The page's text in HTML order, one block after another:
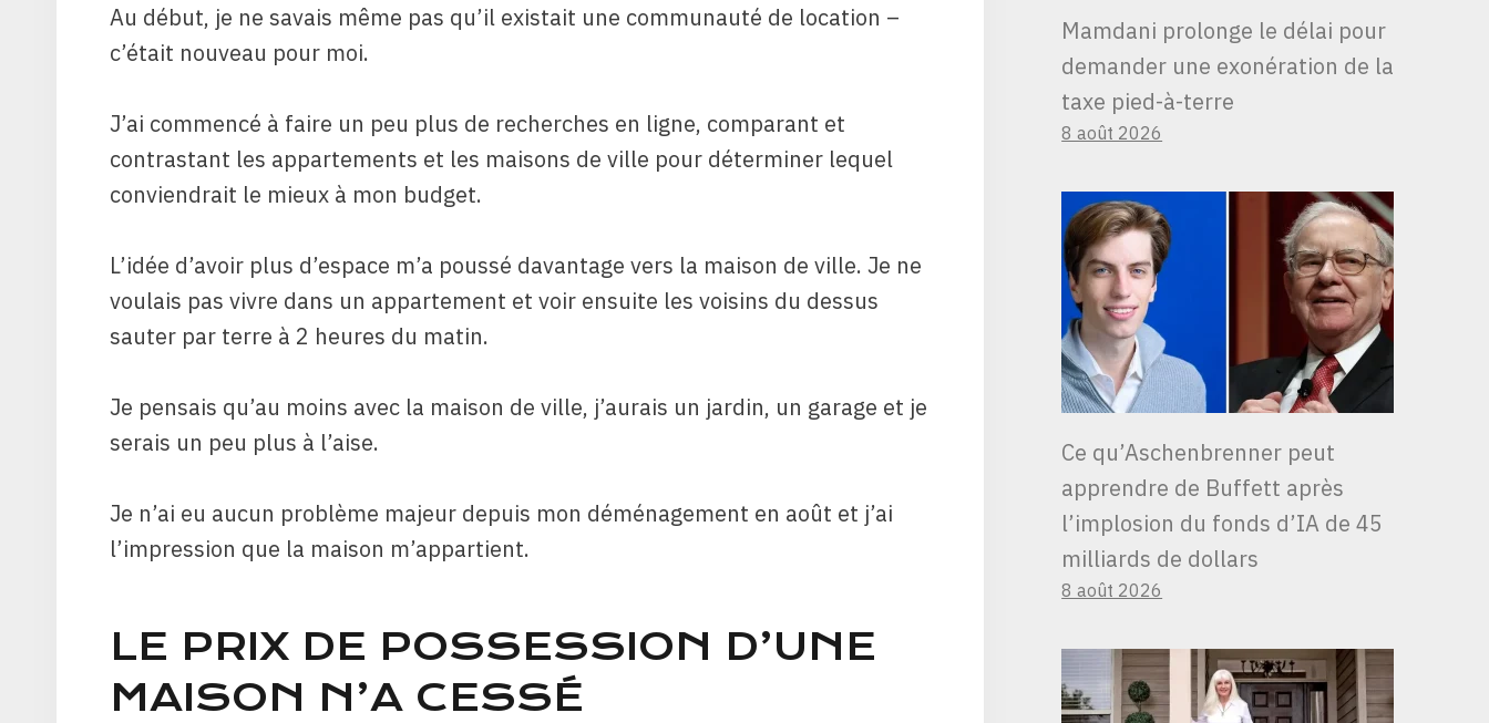
Au début, je ne savais même pas qu’il existait une communauté de location –
c’était nouveau pour moi.
J’ai commencé à faire un peu plus de recherches en ligne, comparant et
contrastant les appartements et les maisons de ville pour déterminer lequel
conviendrait le mieux à mon budget.
L’idée d’avoir plus d’espace m’a poussé davantage vers la maison de ville. Je ne
voulais pas vivre dans un appartement et voir ensuite les voisins du dessus
sauter par terre à 2 heures du matin.
Je pensais qu’au moins avec la maison de ville, j’aurais un jardin, un garage et je
serais un peu plus à l’aise.
Je n’ai eu aucun problème majeur depuis mon déménagement en août et j’ai
l’impression que la maison m’appartient.
LE PRIX DE POSSESSION D’UNE
MAISON N’A CESSÉ
Mamdani prolonge le délai pour
demander une exonération de la
taxe pied-à-terre
8 août 2026
Ce qu’Aschenbrenner peut
apprendre de Buffett après
l’implosion du fonds d’IA de 45
milliards de dollars
8 août 2026